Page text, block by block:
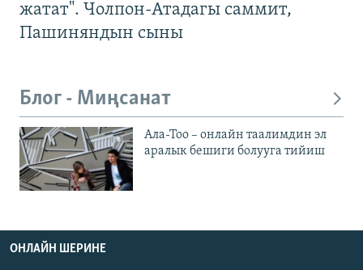
жатат". Чолпон-Атадагы саммит,
Пашиняндын сыны
Блог - Миңсанат
Ала-Тоо – онлайн таалимдин эл
аралык бешиги болууга тийиш
ОНЛАЙН ШЕРИНЕ